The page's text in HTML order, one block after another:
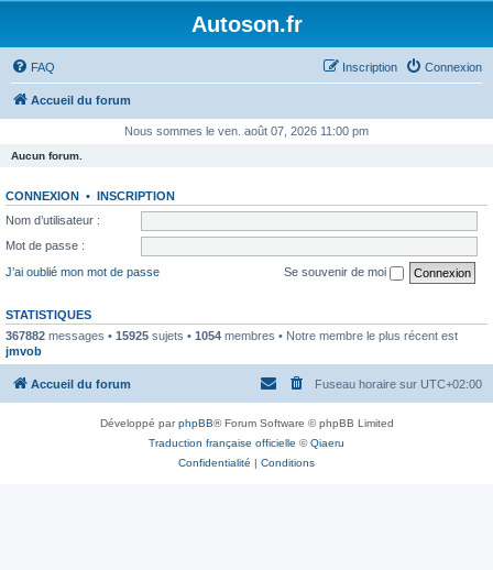
Autoson.fr
FAQ Connexion
Inscription
Accueil du forum
Nous sommes le ven. août 07, 2026 11:00 pm
Aucun forum.
CONNEXION • INSCRIPTION
Nom d’utilisateur :
Mot de passe :
J’ai oublié mon mot de passe
Se souvenir de moi
STATISTIQUES
367882 messages • 15925 sujets • 1054 membres • Notre membre le plus récent est
jmvob
Accueil du forum Fuseau horaire sur UTC+02:00
Développé parphpBB® Forum Software © phpBB Limited
Traduction française officielle ©Qiaeru
Confidentialité | Conditions